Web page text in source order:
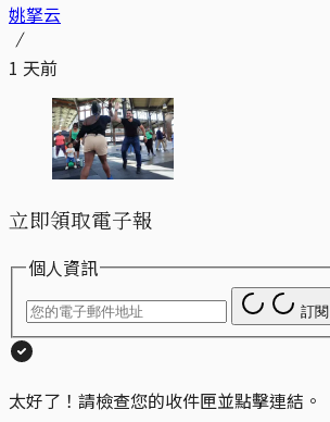
姚拏云
1 天前
立即領取電子報
個人資訊
訂閱
太好了！請檢查您的收件匣並點擊連結。